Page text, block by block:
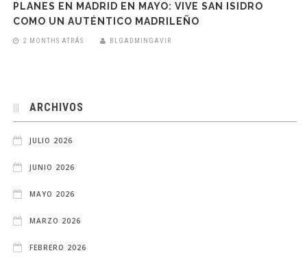
PLANES EN MADRID EN MAYO: VIVE SAN ISIDRO
COMO UN AUTÉNTICO MADRILEÑO
2 MONTHS ATRÁS BLGADMINGAVIR
ARCHIVOS
JULIO 2026
JUNIO 2026
MAYO 2026
MARZO 2026
FEBRERO 2026